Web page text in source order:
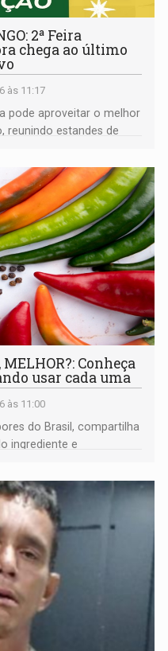
2ª Feira
chega ao último
às 11:17
pode aproveitar o melhor
reunindo estandes de
Conheça
usar cada uma
às 11:00
do Brasil, compartilha
ingrediente e